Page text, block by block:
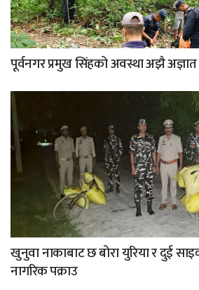
पूर्वनगर प्रमुख सिंहको अवस्था अझै अज्ञात
खुनुवा नाकाबाट छ बोरा युरिया र दुई
नागरिक पक्राउ